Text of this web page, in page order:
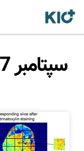
سپتامبر 7, 2021